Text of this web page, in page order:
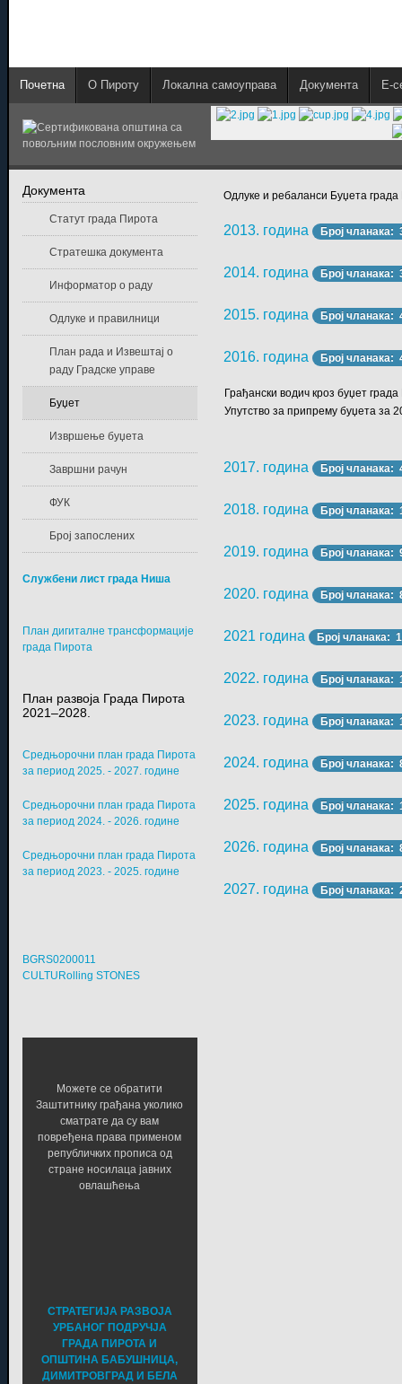
Почетна О Пироту Локална самоуправа Документа E-
Одлуке и ребаланси Буџета
2013. година Број чланака:
2014. година Број чланака:
2015. година Број чланака:
2016. година Број чланака:
Грађански водич
Упутство за припрему буџета за
2017. година Број чланака:
2018. година Број чланака:
2019. година Број чланака:
2020. година Број чланака:
2021 година Број чланака:
2022. година Број чланака:
2023. година Број чланака:
2024. година Број чланака:
2025. година Број чланака:
2026. година Број чланака:
2027. година Број чланака:
Документа
Статут града Пирота
Стратешка документа
Информатор о раду
Одлуке и правилници
План рада и Извештај о
раду Градске управе
Буџет
Извршење буџета
Завршни рачун
ФУК
Број запослених
Службени лист града Ниша
План дигиталне трансформације
града Пирота
План развоја Града Пирота
2021–2028.
Средњорочни план града Пирота
за период 2025. - 2027. године
Средњорочни план града Пирота
за период 2024. - 2026. године
Средњорочни план града Пирота
за период 2023. - 2025. године
BGRS0200011
CULTURolling STONES
Можете се обратити
Заштитнику грађана уколико
сматрате да су вам
повређена права применом
републичких прописа од
стране носилаца јавних
овлашћења
СТРАТЕГИЈА РАЗВОЈА
УРБАНОГ ПОДРУЧЈА
ГРАДА ПИРОТА И
ОПШТИНА БАБУШНИЦА,
ДИМИТРОВГРАД И БЕЛА